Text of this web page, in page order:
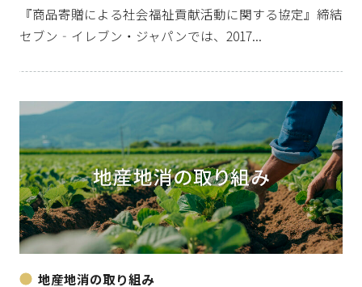
『商品寄贈による社会福祉貢献活動に関する協定』締結
セブン‐イレブン・ジャパンでは、2017...
地産地消の取り組み